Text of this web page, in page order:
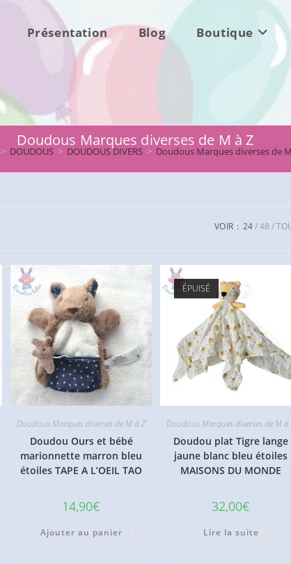
Présentation Blog Boutique
Doudous Marques diverses de M à Z
> DOUDOUS > DOUDOUS DIVERS > Doudous Marques diverses de
VOIR : 24 48
Doudous Marques diverses de M à Z
Doudou Ours et bébé
marionnette marron bleu
étoiles TAPE A L’OEIL TAO
14,90€
Ajouter au panier
ÉPUISÉ
Doudous Marques diverses de M à
Doudou plat Tigre lange
jaune blanc bleu étoiles
MAISONS DU MONDE
32,00€
Lire la suite